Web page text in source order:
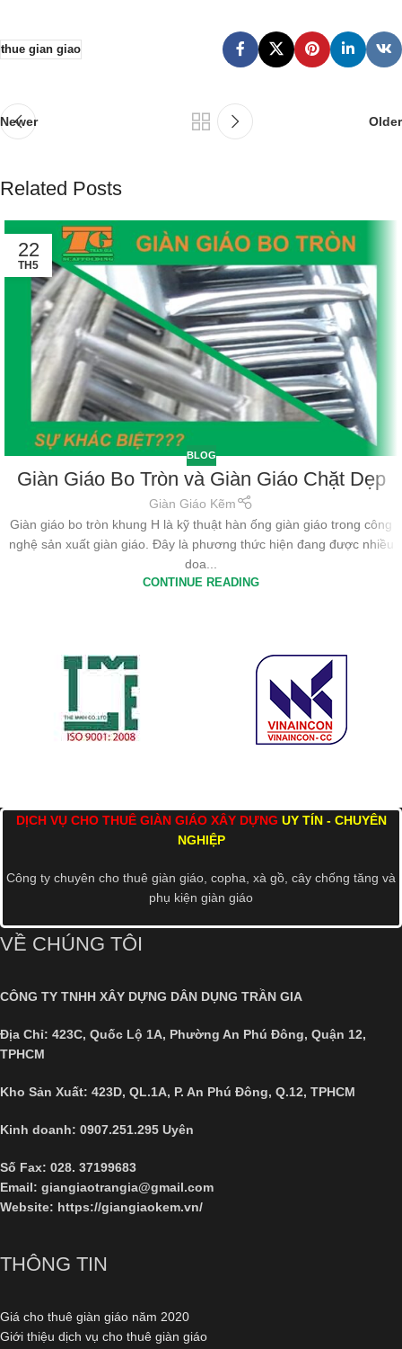
thue gian giao
Newer Older
Related Posts
22
TH5
BLOG
Giàn Giáo Bo Tròn và Giàn Giáo Chặt Dẹp
Giàn Giáo Kẽm
Giàn giáo bo tròn khung H là kỹ thuật hàn ống giàn giáo trong công
nghệ sản xuất giàn giáo. Đây là phương thức hiện đang được nhiều
doa...
CONTINUE READING
DỊCH VỤ CHO THUÊ GIÀN GIÁO XÂY DỰNG UY TÍN - CHUYÊN
NGHIỆP
Công ty chuyên cho thuê giàn giáo, copha, xà gồ, cây chống tăng và
phụ kiện giàn giáo
VỀ CHÚNG TÔI
CÔNG TY TNHH XÂY DỰNG DÂN DỤNG TRẦN GIA
Địa Chỉ: 423C, Quốc Lộ 1A, Phường An Phú Đông, Quận 12,
TPHCM
Kho Sản Xuất: 423D, QL.1A, P. An Phú Đông, Q.12, TPHCM
Kinh doanh: 0907.251.295 Uyên
Số Fax: 028. 37199683
Email: giangiaotrangia@gmail.com
Website: https://giangiaokem.vn/
THÔNG TIN
Giá cho thuê giàn giáo năm 2020
Giới thiệu dịch vụ cho thuê giàn giáo